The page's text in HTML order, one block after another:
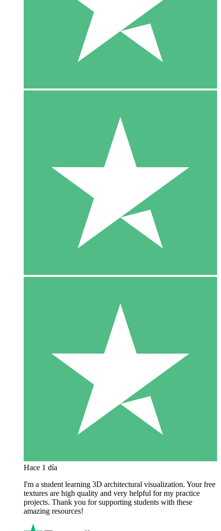
Hace 1 día
I'm a student learning 3D architectural visualization. Your free
textures are high quality and very helpful for my practice
projects. Thank you for supporting students with these
amazing resources!